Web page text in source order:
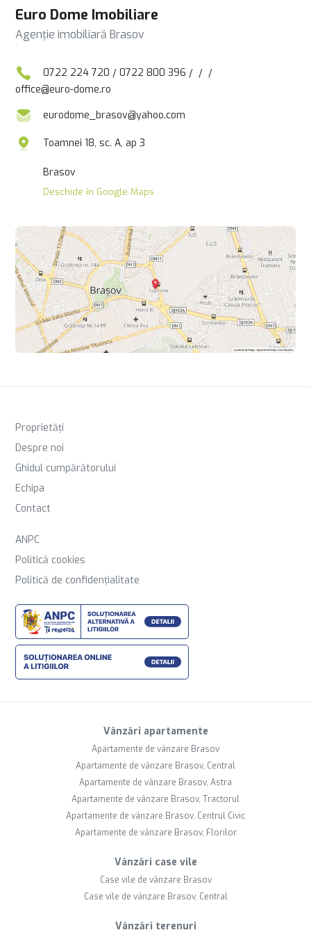
Euro Dome Imobiliare
Agenție imobiliară Brasov
0722 224 720 / 0722 800 396 / / /
office@euro-dome.ro
eurodome_brasov@yahoo.com
Toamnei 18, sc. A, ap 3
Brasov
Deschide în Google Maps
Proprietăți
Despre noi
Ghidul cumpărătorului
Echipa
Contact
ANPC
Politică cookies
Politică de confidențialitate
Vânzări apartamente
Apartamente de vânzare Brasov
Apartamente de vânzare Brasov, Central
Apartamente de vânzare Brasov, Astra
Apartamente de vânzare Brasov, Tractorul
Apartamente de vânzare Brasov, Centrul Civic
Apartamente de vânzare Brasov, Florilor
Vânzări case vile
Case vile de vânzare Brasov
Case vile de vânzare Brasov, Central
Vânzări terenuri